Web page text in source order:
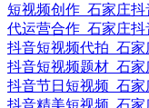
短视频创作_石家庄
代运营合作_石家庄
抖音短视频代拍_石
抖音短视频题材_石
抖音节日短视频_石